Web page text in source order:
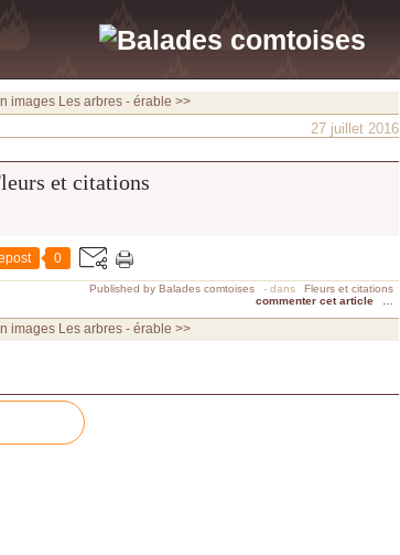
images Les arbres - érable >>
27 juillet 2016
0
Published by Balades comtoises - dans
Fleurs et citations
commenter cet article
images Les arbres - érable >>